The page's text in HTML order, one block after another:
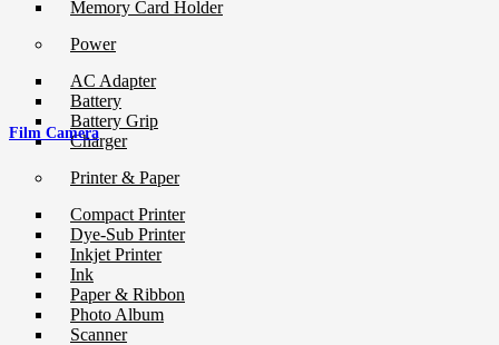
Memory Card Holder
Power
AC Adapter
Battery
Battery Grip
Charger
Printer & Paper
Compact Printer
Dye-Sub Printer
Inkjet Printer
Ink
Paper & Ribbon
Photo Album
Scanner
Film Camera